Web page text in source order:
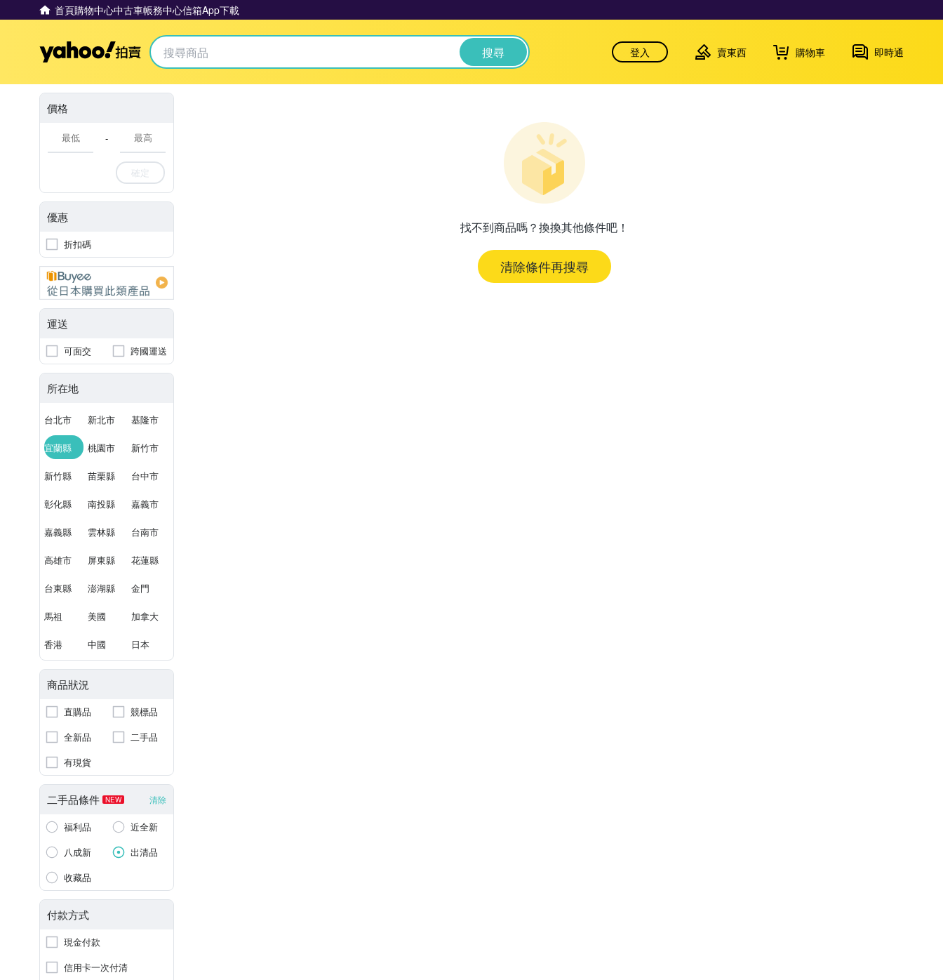
首頁購物中心中古車帳務中心信箱App下載
Yahoo拍賣 搜尋 登入 賣東西 購物車 即時通
價格
-
確定
優惠
折扣碼
運送
可面交 跨國運送
所在地
台北市 新北市 基隆市
宜蘭縣 桃園市 新竹市
新竹縣 苗栗縣 台中市
彰化縣 南投縣 嘉義市
嘉義縣 雲林縣 台南市
高雄市 屏東縣 花蓮縣
台東縣 澎湖縣 金門
馬祖 美國 加拿大
香港 中國 日本
商品狀況
直購品
競標品
全新品
二手品
有現貨
二手品條件 NEW 清除
福利品
近全新
八成新
出清品
收藏品
付款方式
現金付款
信用卡一次付清
找不到商品嗎？換換其他條件吧！
清除條件再搜尋